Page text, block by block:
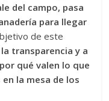
del campo, pasa
para llegar
de este
transparencia y a
qué valen lo que
la mesa de los